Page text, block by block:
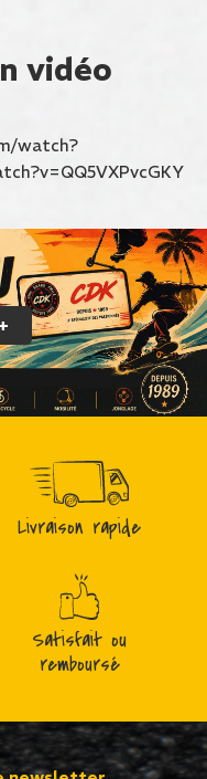
vidéo
watch?
Livraison rapide
Satisfait ou
remboursé